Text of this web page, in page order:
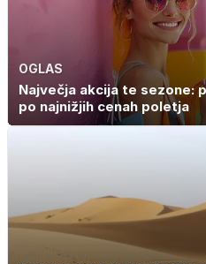
OGLAS
Največja akcija te sezone:
po najnižjih cenah poletja